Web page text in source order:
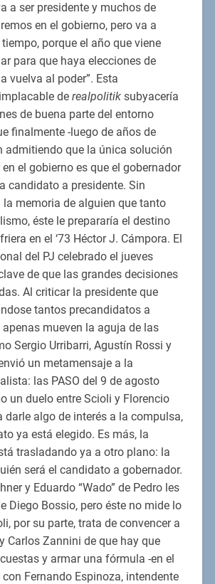
a ser presidente y muchos de
en el gobierno, pero va a
porque el año que viene
para que haya elecciones de
vuelva al poder”. Esta
de realpolitiksubyacería
de buena parte del entorno
finalmente -luego de años de
admitiendo que la única solución
el gobierno es que el gobernador
candidato a presidente. Sin
la memoria de alguien que tanto
éste le prepararía el destino
en el ‘73 Héctor J. Cámpora. El
del PJ celebrado el jueves
de que las grandes decisiones
Al criticar la presidente que
tantos precandidatos a
apenas mueven la aguja de las
Sergio Urribarri, Agustín Rossi y
un metamensaje a la
las PASO del 9 de agosto
un duelo entre Scioli y Florencio
darle algo de interés a la compulsa,
ya está elegido. Es más, la
trasladando ya a otro plano: la
será el candidato a gobernador.
y Eduardo “Wado” de Pedro les
Diego Bossio, pero éste no mide lo
por su parte, trata de convencer a
Carlos Zannini de que hay que
y armar una fórmula -en el
con Fernando Espinoza, intendente